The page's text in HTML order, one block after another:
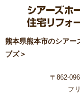
熊本県熊本市のシアー
ブズ＞
〒862-
フ